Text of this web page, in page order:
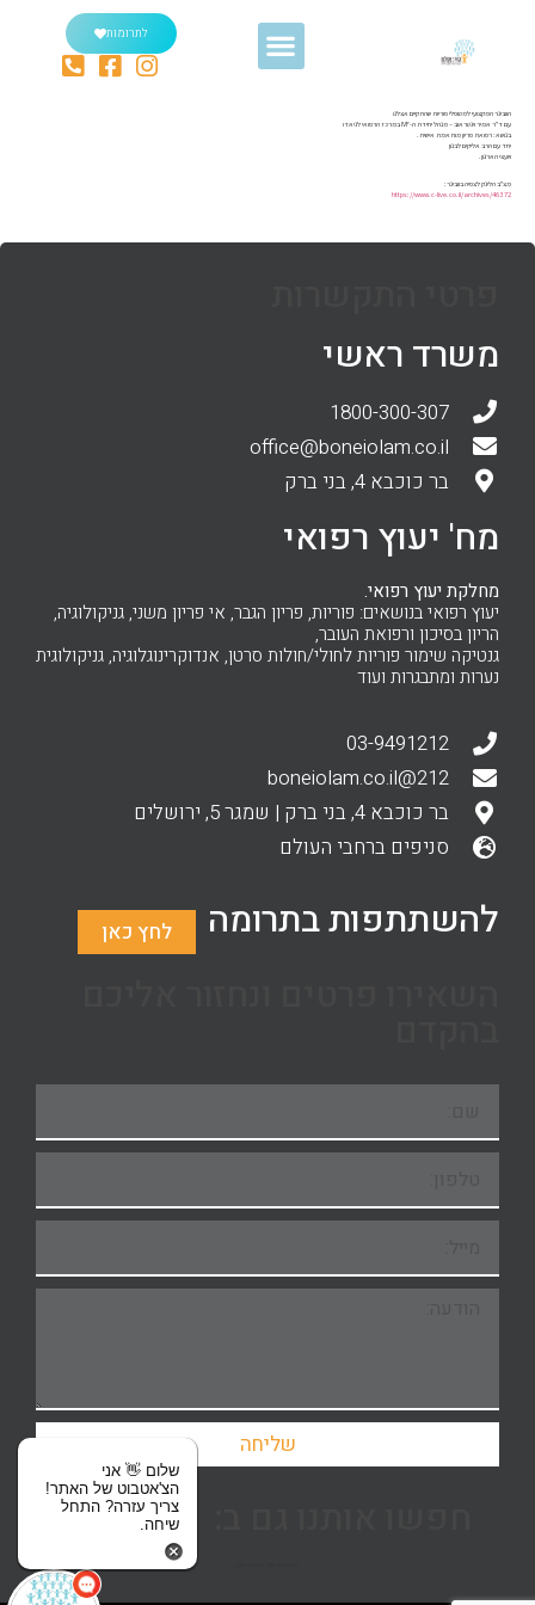
לתרומות
הוובינר המקצועי למטופלי פוריות שהתקיים אצלנו
עם ד"ר אמיר וינטראוב – מנהל יחידת ה-IVF במרכז הרפואי לניאדו
בנושא: רפואת פריון מותאמת אישית.
יחד עם הרב אליקים לבנון
ויועצי הארגון.
מצ"ב הלינק לצפיה בוובינר:
https://www.c-live.co.il/archives/46372
משרד ראשי
1800-300-307
office@boneiolam.co.il
בר כוכבא 4, בני ברק
מח' יעוץ רפואי
מחלקת יעוץ רפואי.
יעוץ רפואי בנושאים: פוריות, פריון הגבר, אי פריון משני, גניקולוגיה,
הריון בסיכון ורפואת העובר,
גנטיקה שימור פוריות לחולי/חולות סרטן, אנדוקרינוגלוגיה, גניקולוגית
נערות ומתבגרות ועוד
03-9491212
212@boneiolam.co.il
בר כוכבא 4, בני ברק | שמגר 5, ירושלים
סניפים ברחבי העולם
להשתתפות בתרומה לחץ כאן
שליחה
שלום 👋 אני
הצ'אטבוט של האתר!
צריך עזרה? התחל
שיחה.